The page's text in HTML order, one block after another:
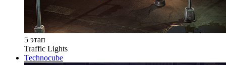
5 этап
Traffic Lights
Technocube